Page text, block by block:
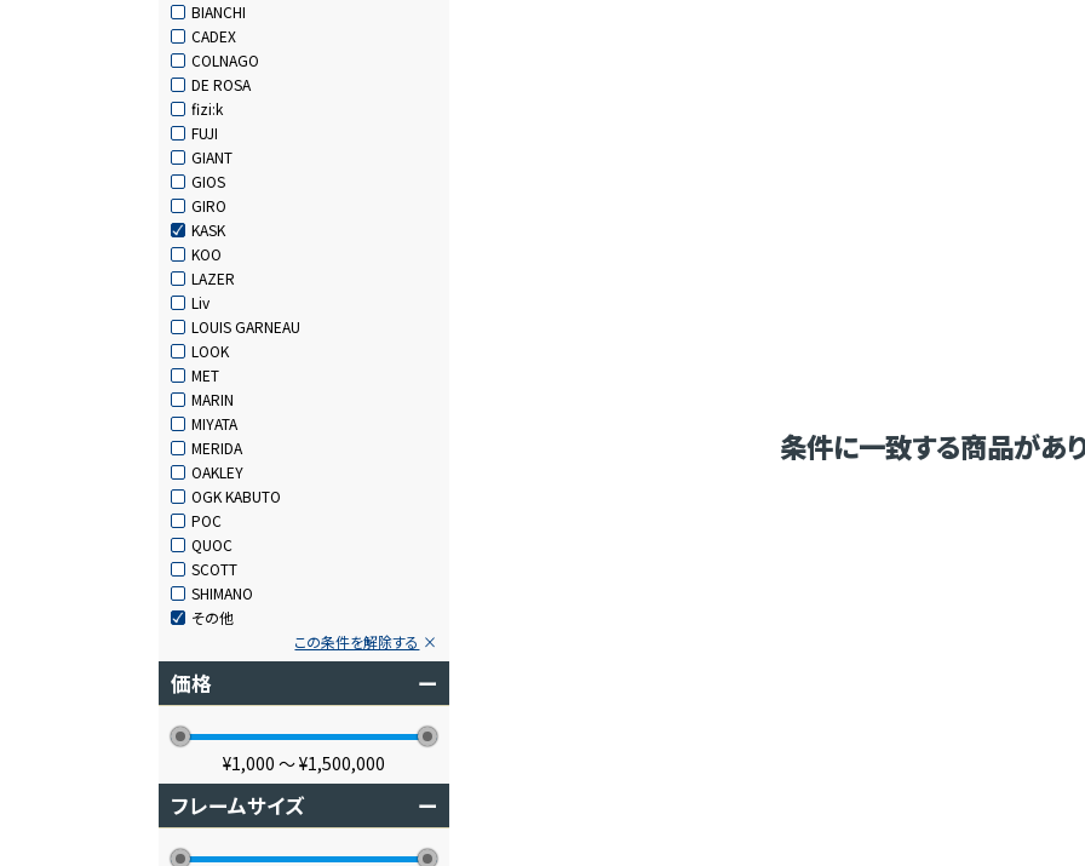
BIANCHI
CADEX
COLNAGO
DE ROSA
fizi:k
FUJI
GIANT
GIOS
GIRO
KASK
KOO
LAZER
Liv
LOUIS GARNEAU
LOOK
MET
MARIN
MIYATA
MERIDA
OAKLEY
OGK KABUTO
POC
QUOC
SCOTT
SHIMANO
その他
この条件を解除する
価格 ー
¥1,000 〜¥1,500,000
フレームサイズ ー
条件に一致する商品があ